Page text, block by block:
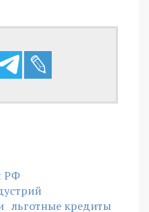
РФ
льготные кредиты